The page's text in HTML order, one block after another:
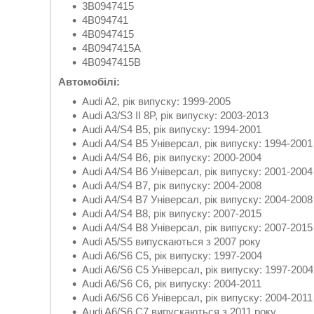
3B0947415
4B094741
4B0947415
4B0947415A
4B0947415B
Автомобілі:
Audi A2, рік випуску: 1999-2005
Audi A3/S3 II 8P, рік випуску: 2003-2013
Audi A4/S4 B5, рік випуску: 1994-2001
Audi A4/S4 B5 Універсал, рік випуску: 1994-2001
Audi A4/S4 B6, рік випуску: 2000-2004
Audi A4/S4 B6 Універсал, рік випуску: 2001-
Audi A4/S4 B7, рік випуску: 2004-2008
Audi A4/S4 B7 Універсал, рік випуску: 2004-
Audi A4/S4 B8, рік випуску: 2007-2015
Audi A4/S4 B8 Універсал, рік випуску: 2007-2015
Audi A5/S5 випускаються з 2007 року
Audi A6/S6 C5, рік випуску: 1997-2004
Audi A6/S6 C5 Універсал, рік випуску: 1997-2004
Audi A6/S6 C6, рік випуску: 2004-2011
Audi A6/S6 C6 Універсал, рік випуску: 2004-2011